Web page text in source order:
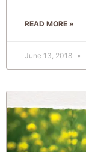
READ MORE »
June 13, 2018